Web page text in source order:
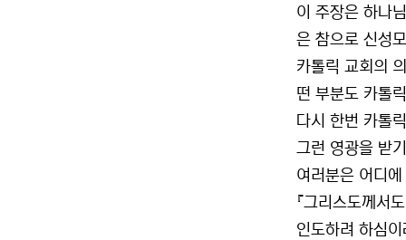
이 주장은 하나
은 참으로 신성
카톨릭 교회의
떤 부분도 카톨
다시 한번 카톨
그런 영광을 받
여러분은 어디
『그리스도께서
인도하려 하심